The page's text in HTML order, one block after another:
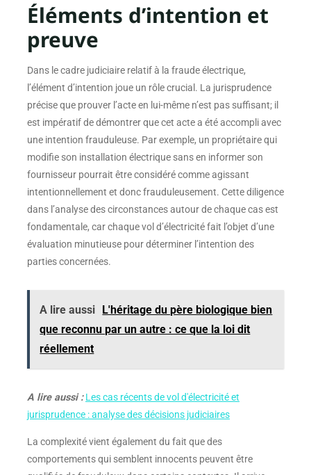
Éléments d’intention et
preuve
Dans le cadre judiciaire relatif à la fraude électrique,
l’élément d’intention joue un rôle crucial. La jurisprudence
précise que prouver l’acte en lui-même n’est pas suffisant; il
est impératif de démontrer que cet acte a été accompli avec
une intention frauduleuse. Par exemple, un propriétaire qui
modifie son installation électrique sans en informer son
fournisseur pourrait être considéré comme agissant
intentionnellement et donc frauduleusement. Cette diligence
dans l’analyse des circonstances autour de chaque cas est
fondamentale, car chaque vol d’électricité fait l’objet d’une
évaluation minutieuse pour déterminer l’intention des
parties concernées.
A lire aussi
L'héritage du père biologique bien
que reconnu par un autre : ce que la loi dit
réellement
A lire aussi : Les cas récents de vol d'électricité et
jurisprudence : analyse des décisions judiciaires
La complexité vient également du fait que des
comportements qui semblent innocents peuvent être